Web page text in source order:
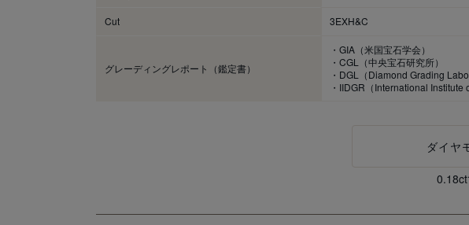
Cut 3EXH&C
グレーディングレポート（鑑定書）
・GIA（米国宝石学会）
・CGL（中央宝石研究所）
・DGL（Diamond Grading
・IIDGR（International Institute
ダイヤ